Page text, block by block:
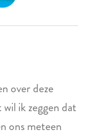
over deze
ik zeggen dat
ons meteen